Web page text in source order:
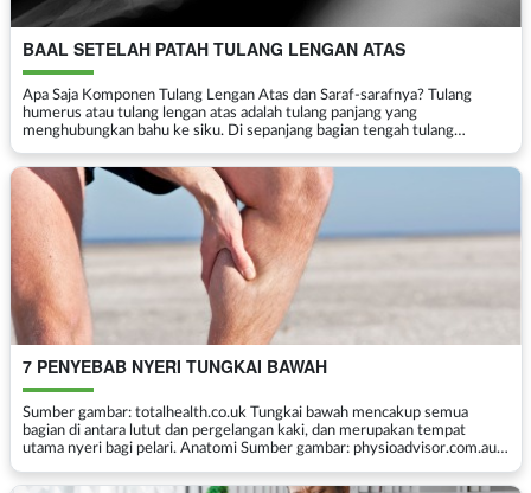
BAAL SETELAH PATAH TULANG LENGAN ATAS
Apa Saja Komponen Tulang Lengan Atas dan Saraf-sarafnya? Tulang
humerus atau tulang lengan atas adalah tulang panjang yang
menghubungkan bahu ke siku. Di sepanjang bagian tengah tulang
7 PENYEBAB NYERI TUNGKAI BAWAH
Sumber gambar: totalhealth.co.uk Tungkai bawah mencakup semua
bagian di antara lutut dan pergelangan kaki, dan merupakan tempat
utama nyeri bagi pelari. Anatomi Sumber gambar: physioadvisor.com.au